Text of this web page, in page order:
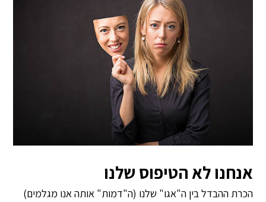
אנחנו לא הטיפוס שלנו
הכרת ההבדל בין ה"אגו" שלנו (ה"דמות" אותה אנו מגלמים)